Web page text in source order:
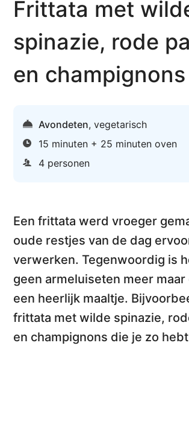
Frittata met
spinazie, rode
en champignons
Avondeten,vegetarisch
15 minuten + 25 minuten oven
4 personen
Een frittata werd vroeger
oude restjes van de dag
verwerken. Tegenwoordig is
geen armeluiseten meer
een heerlijk maaltje.
frittata met wilde spinazie,
en champignons die je zo